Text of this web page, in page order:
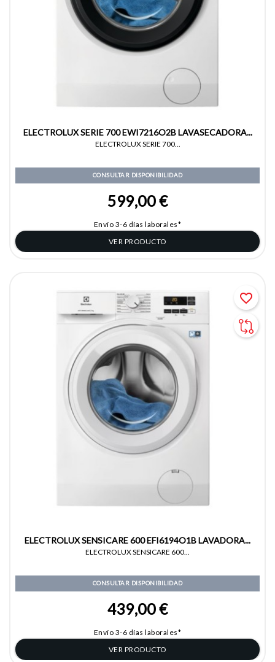
ELECTROLUX SERIE 700 EWI7216O2B LAVASECADORA...
ELECTROLUX SERIE 700...
CONSULTAR DISPONIBILIDAD
599,00 €
Envío 3-6 días laborales*
VER PRODUCTO
ELECTROLUX SENSICARE 600 EFI6194O1B LAVADORA...
ELECTROLUX SENSICARE 600...
CONSULTAR DISPONIBILIDAD
439,00 €
Envío 3-6 días laborales*
VER PRODUCTO
favorite_border